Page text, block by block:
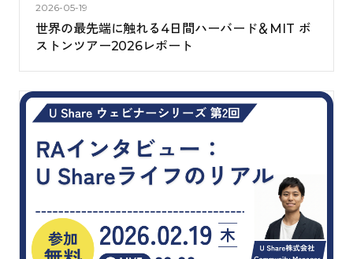
2026-05-19
世界の最先端に触れる4日間――ハーバード＆MIT ボ
ストンツアー2026レポート